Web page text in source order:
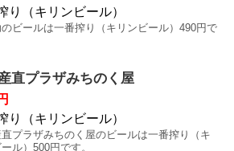
り（キリンビール）
ビールは一番搾り（キリンビール）490円で
直プラザみちのく屋
り（キリンビール）
プラザみちのく屋のビールは一番搾り（キ
ル）500円です。